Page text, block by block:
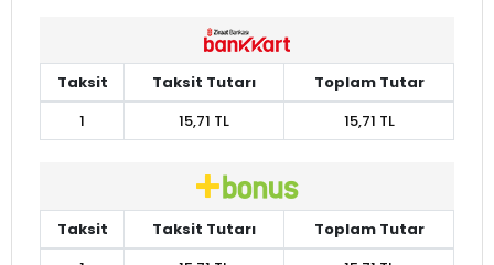
Taksit Taksit Tutarı
Toplam Tutar
1
15,71 TL 15,71 TL
Taksit Taksit Tutarı
Toplam Tutar